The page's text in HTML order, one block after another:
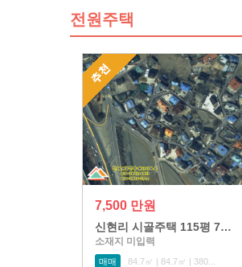
전원주택
7,500 만원
신현리 시골주택 115평 7…
소재지 미입력
매매 84.7㎡ | 84.7㎡ | 380...